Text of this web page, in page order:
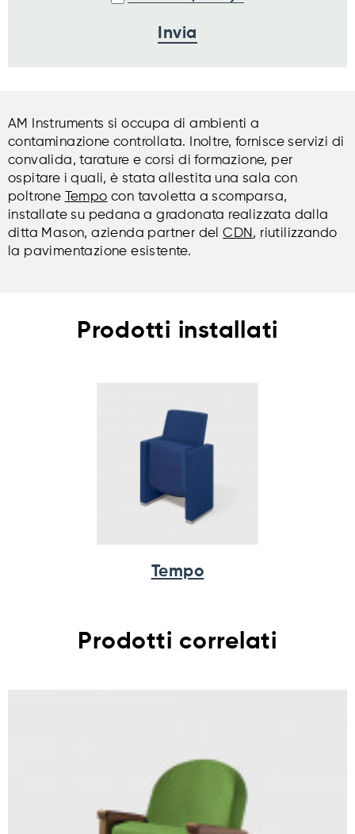
AM Instruments si occupa di ambienti a
contaminazione controllata. Inoltre, fornisce servizi di
convalida, tarature e corsi di formazione, per
ospitare i quali, è stata allestita una sala con
poltrone
Tempo con tavoletta a scomparsa,
installate su pedana a gradonata realizzata dalla
ditta Mason, azienda partner delCDN , riutilizzando
la pavimentazione esistente.
Prodotti installati
Tempo
Prodotti correlati